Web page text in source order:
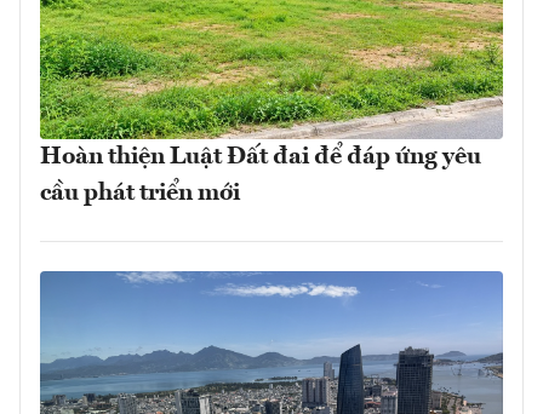
Hoàn thiện Luật Đất đai để đáp ứng yêu
cầu phát triển mới